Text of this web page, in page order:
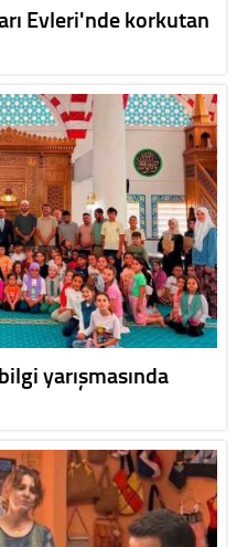
Evleri'nde korkutan
yarışmasında